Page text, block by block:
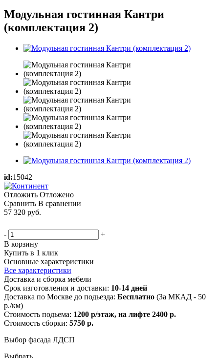
Модульная гостинная Кантри
(комплектация 2)
id:15042
Отложить Отложено
Сравнить В сравнении
57 320 руб.
-
+
В корзину
Купить в 1 клик
Основные характеристики
Все характеристики
Доставка и сборка мебели
Срок изготовления и доставки: 10-14 дней
Доставка по Москве до подьезда: Бесплатно (За МКАД - 50
р./км)
Стоимость подьема: 1200 р/этаж, на лифте 2400 р.
Стоимость сборки: 5750 р.
Выбор фасада ЛДСП
Выбрать